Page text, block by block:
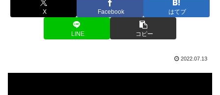
X Facebook はてブ
LINE コピー
2022.07.13